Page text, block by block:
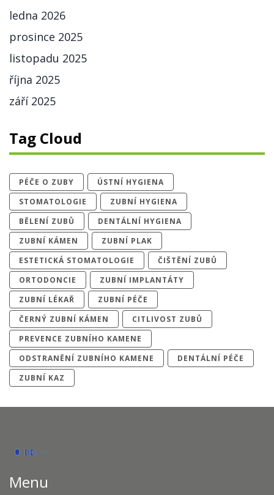
ledna 2026
prosince 2025
listopadu 2025
října 2025
září 2025
Tag Cloud
PÉČE O ZUBY
ÚSTNÍ HYGIENA
STOMATOLOGIE
ZUBNÍ HYGIENA
BĚLENÍ ZUBŮ
DENTÁLNÍ HYGIENA
ZUBNÍ KÁMEN
ZUBNÍ PLAK
ESTETICKÁ STOMATOLOGIE
ČIŠTĚNÍ ZUBŮ
ORTODONCIE
ZUBNÍ IMPLANTÁTY
ZUBNÍ LÉKAŘ
ZUBNÍ PÉČE
ČERNÝ ZUBNÍ KÁMEN
CITLIVOST ZUBŮ
PREVENCE ZUBNÍHO KAMENE
ODSTRANĚNÍ ZUBNÍHO KAMENE
DENTÁLNÍ PÉČE
ZUBNÍ KAZ
Menu